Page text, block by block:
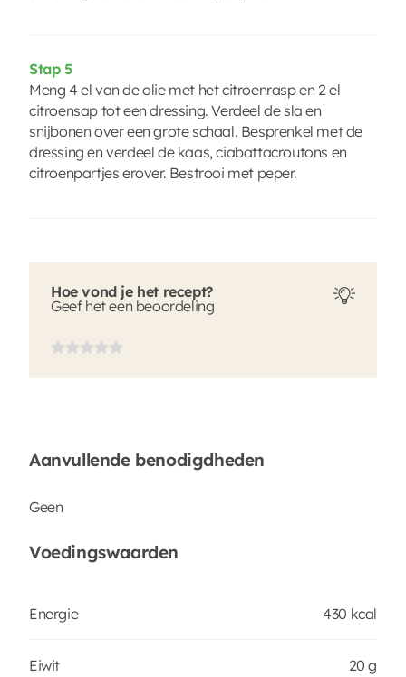
Stap 5
Meng 4 el van de olie met het citroenrasp en 2 el
citroensap tot een dressing. Verdeel de sla en
snijbonen over een grote schaal. Besprenkel met de
dressing en verdeel de kaas, ciabattacroutons en
citroenpartjes erover. Bestrooi met peper.
Hoe vond je het recept?
Geef het een beoordeling
Aanvullende benodigdheden
Geen
Voedingswaarden
Energie 430 kcal
Eiwit 20 g